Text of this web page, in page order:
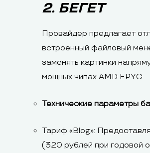
2. БЕГЕТ
Провайдер предлагает
встроенный файловый
заменять картинки
мощных чипах AMD EPYC.
Технические параметры
Тариф «Blog»:
(320 рублей при годовой